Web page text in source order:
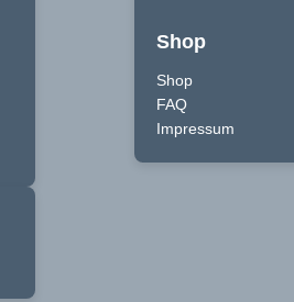
Shop
Shop
FAQ
Impressum